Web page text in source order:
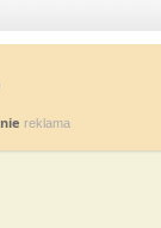
reklama